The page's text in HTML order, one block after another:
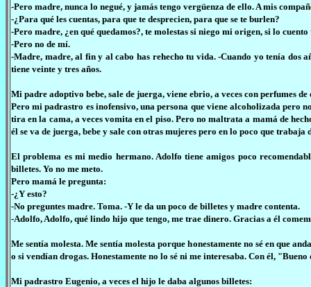
-Pero madre, nunca lo negué, y jamás tengo vergüenza de ello. A mis
-¿Para qué les cuentas, para que te desprecien, para que se te burlen?
-Pero madre, ¿en qué quedamos?, te molestas si niego mi origen, si lo
-Pero no de mí.
-Madre, madre, al fin y al cabo has rehecho tu vida. -Cuando yo tenía dos
tiene veinte y tres años.
Mi padre adoptivo bebe, sale de juerga, viene ebrio, a veces con perfumes
Pero mi padrastro es inofensivo, una persona que viene alcoholizada pero
tira en la cama, a veces vomita en el piso. Pero no maltrata a mamá de
él se va de juerga, bebe y sale con otras mujeres pero en lo poco que
El problema es mi medio hermano. Adolfo tiene amigos poco
billetes. Yo no me meto.
Pero mamá le pregunta:
-¿Y esto?
-No preguntes madre. Toma. -Y le da un poco de billetes y madre contenta.
-Adolfo, Adolfo, qué lindo hijo que tengo, me trae dinero. Gracias a él
Me sentía molesta. Me sentía molesta porque honestamente no sé en que
o si vendían drogas. Honestamente no lo sé ni me interesaba. Con él,
Mi padrastro Eugenio, a veces el hijo le daba algunos billetes: